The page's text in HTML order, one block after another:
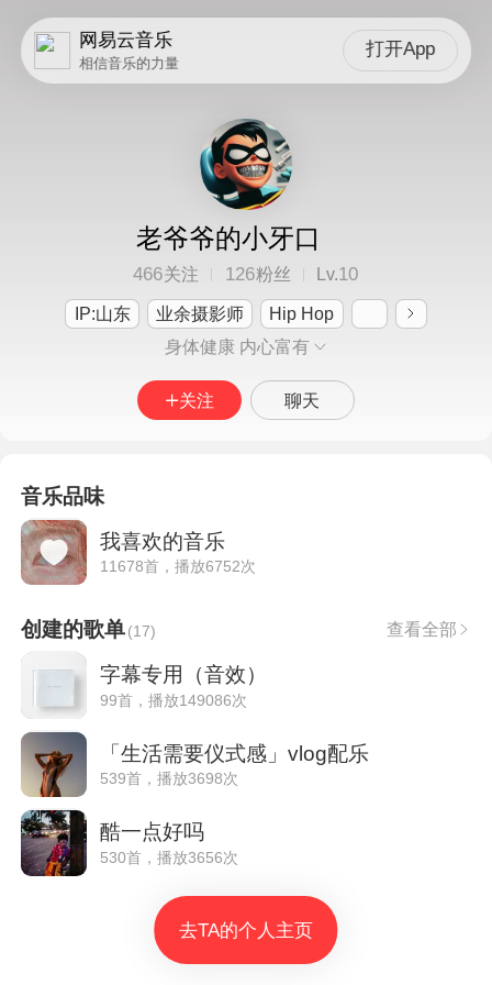
网易云音乐
相信音乐的力量
打开App
老爷爷的小牙口
466关注 126粉丝 Lv.10
IP:山东 业余摄影师
Hip Hop
身体健康 内心富有
关注 聊天
音乐品味
我喜欢的音乐
11678首，播放6752次
创建的歌单(17) 查看全部
字幕专用（音效）
99首，播放149086次
「生活需要仪式感」vlog配乐
539首，播放3698次
酷一点好吗
530首，播放3656次
去TA的个人主页